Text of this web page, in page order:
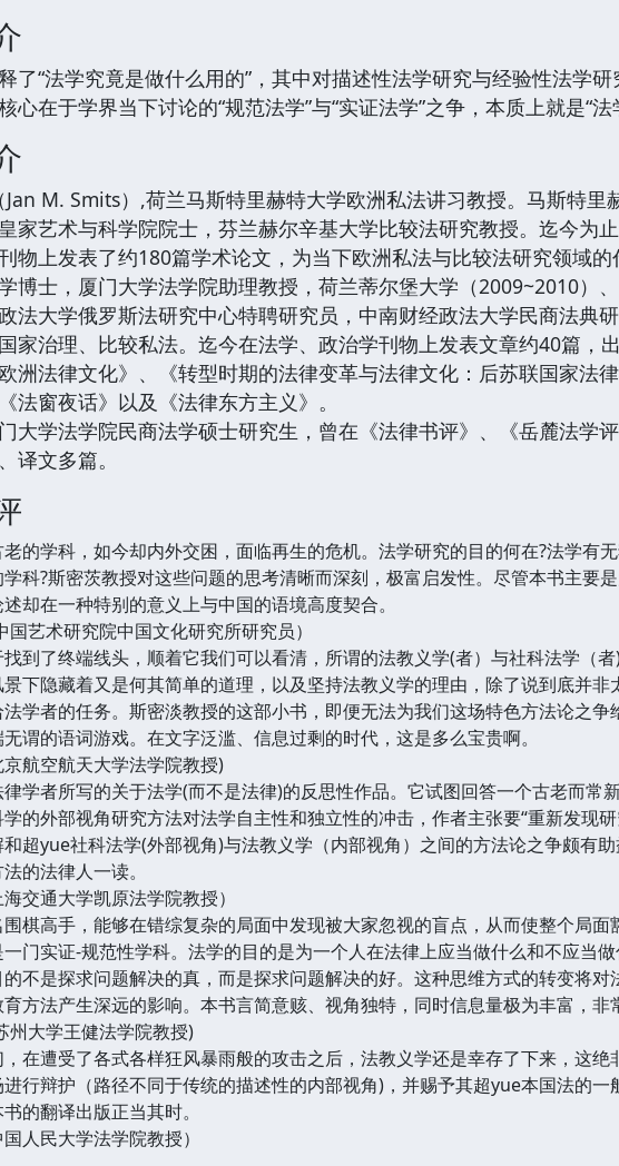
了“法学究竟是做什么用的”，其中对描述性法学研究与经验性法学
心在于学界当下讨论的“规范法学”与“实证法学”之争，本质上就是“法
M. Smits）,荷兰马斯特里赫特大学欧洲私法讲习教授。马斯特里
家艺术与科学院院士，芬兰赫尔辛基大学比较法研究教授。迄今为
物上发表了约180篇学术论文，为当下欧洲私法与比较法研究领域的
博士，厦门大学法学院助理教授，荷兰蒂尔堡大学（2009~2010）
法大学俄罗斯法研究中心特聘研究员，中南财经政法大学民商法典
家治理、比较私法。迄今在法学、政治学刊物上发表文章约40篇，
洲法律文化》、《转型时期的法律变革与法律文化：后苏联国家法
法窗夜话》以及《法律东方主义》。
大学法学院民商法学硕士研究生，曾在《法律书评》、《岳麓法学
译文多篇。
的学科，如今却内外交困，面临再生的危机。法学研究的目的何在?法学有
科?斯密茨教授对这些问题的思考清晰而深刻，极富启发性。尽管本书主要
却在一种特别的意义上与中国的语境高度契合。
艺术研究院中国文化研究所研究员）
到了终端线头，顺着它我们可以看清，所谓的法教义学(者）与社科法学（
下隐藏着又是何其简单的道理，以及坚持法教义学的理由，除了说到底并
学者的任务。斯密淡教授的这部小书，即便无法为我们这场特色方法论之
谓的语词游戏。在文字泛滥、信息过剩的时代，这是多么宝贵啊。
航空航天大学法学院教授)
学者所写的关于法学(而不是法律)的反思性作品。它试图回答一个古老而常
的外部视角研究方法对法学自主性和独立性的冲击，作者主张要“重新发现
超yue社科法学(外部视角)与法教义学（内部视角）之间的方法论之争颇有
的法律人一读。
交通大学凯原法学院教授）
棋高手，能够在错综复杂的局面中发现被大家忽视的盲点，从而使整个局
门实证-规范性学科。法学的目的是为一个人在法律上应当做什么和不应当
不是探求问题解决的真，而是探求问题解决的好。这种思维方式的转变将
方法产生深远的影响。本书言简意赅、视角独特，同时信息量极为丰富，非
大学王健法学院教授)
在遭受了各式各样狂风暴雨般的攻击之后，法教义学还是幸存了下来，这
行辩护（路径不同于传统的描述性的内部视角)，并赐予其超yue本国法的
的翻译出版正当其时。
人民大学法学院教授）